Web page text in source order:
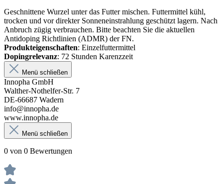
Geschnittene Wurzel unter das Futter mischen. Futtermittel kühl,
trocken und vor direkter Sonneneinstrahlung geschützt lagern. Nach
Anbruch zügig verbrauchen. Bitte beachten Sie die aktuellen
Antidoping Richtlinien (ADMR) der FN.
Produkteigenschaften: Einzelfuttermittel
Dopingrelevanz: 72 Stunden Karenzzeit
Menü schließen
Innopha GmbH
Walther-Nothelfer-Str. 7
DE-66687 Wadern
info@innopha.de
www.innopha.de
Menü schließen
0 von 0 Bewertungen